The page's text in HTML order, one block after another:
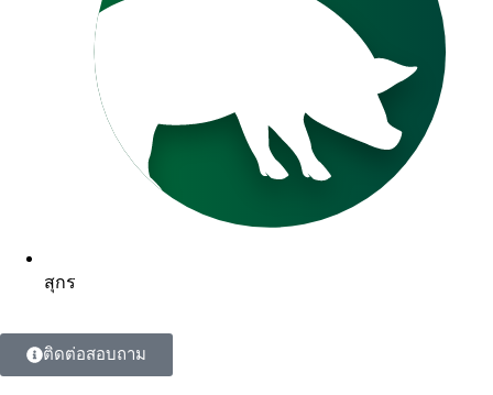
สุกร
ติดต่อสอบถาม